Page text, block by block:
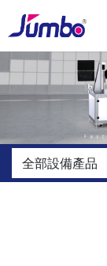
全部設備產品